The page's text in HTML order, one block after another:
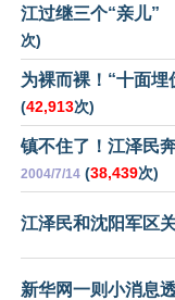
江过继三个“亲儿”
次)
为裸而裸！“十面
(42,913次)
镇不住了！江泽民
2004/7/14 (38,439次)
江泽民和沈阳军区
新华网一则小消息